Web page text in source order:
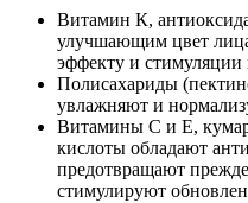
Витамин К,
улучшающим цвет
эффекту и
Полисахариды
увлажняют и
Витамины С и Е,
кислоты обладают
предотвращают
стимулируют